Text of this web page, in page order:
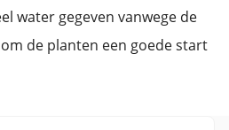
water gegeven vanwege de
de planten een goede start